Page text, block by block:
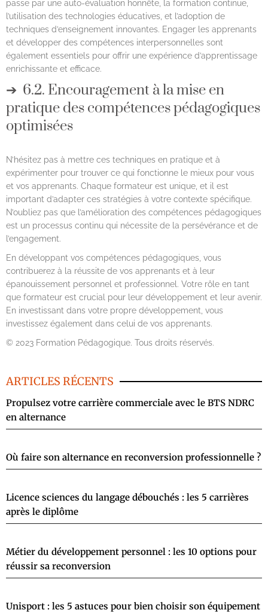
passe par une auto-évaluation honnête, la formation continue,
l’utilisation des technologies éducatives, et l’adoption de
techniques d’enseignement innovantes. Engager les apprenants
et développer des compétences interpersonnelles sont
également essentiels pour offrir une expérience d’apprentissage
enrichissante et efficace.
6.2. Encouragement à la mise en
pratique des compétences pédagogiques
optimisées
N’hésitez pas à mettre ces techniques en pratique et à
expérimenter pour trouver ce qui fonctionne le mieux pour vous
et vos apprenants. Chaque formateur est unique, et il est
important d’adapter ces stratégies à votre contexte spécifique.
N’oubliez pas que l’amélioration des compétences pédagogiques
est un processus continu qui nécessite de la persévérance et de
l’engagement.
En développant vos compétences pédagogiques, vous
contribuerez à la réussite de vos apprenants et à leur
épanouissement personnel et professionnel. Votre rôle en tant
que formateur est crucial pour leur développement et leur avenir.
En investissant dans votre propre développement, vous
investissez également dans celui de vos apprenants.
© 2023 Formation Pédagogique. Tous droits réservés.
ARTICLES RÉCENTS
Propulsez votre carrière commerciale avec le BTS NDRC
en alternance
Où faire son alternance en reconversion professionnelle ?
Licence sciences du langage débouchés : les 5 carrières
après le diplôme
Métier du développement personnel : les 10 options pour
réussir sa reconversion
Unisport : les 5 astuces pour bien choisir son équipement